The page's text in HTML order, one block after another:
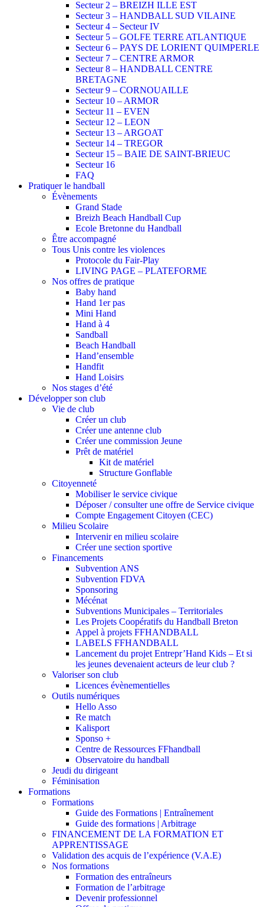
Secteur 2 – BREIZH ILLE EST
Secteur 3 – HANDBALL SUD VILAINE
Secteur 4 – Secteur IV
Secteur 5 – GOLFE TERRE ATLANTIQUE
Secteur 6 – PAYS DE LORIENT QUIMPERLE
Secteur 7 – CENTRE ARMOR
Secteur 8 – HANDBALL CENTRE
BRETAGNE
Secteur 9 – CORNOUAILLE
Secteur 10 – ARMOR
Secteur 11 – EVEN
Secteur 12 – LEON
Secteur 13 – ARGOAT
Secteur 14 – TREGOR
Secteur 15 – BAIE DE SAINT-BRIEUC
Secteur 16
FAQ
Pratiquer le handball
Évènements
Grand Stade
Breizh Beach Handball Cup
Ecole Bretonne du Handball
Être accompagné
Tous Unis contre les violences
Protocole du Fair-Play
LIVING PAGE – PLATEFORME
Nos offres de pratique
Baby hand
Hand 1er pas
Mini Hand
Hand à 4
Sandball
Beach Handball
Hand’ensemble
Handfit
Hand Loisirs
Nos stages d’été
Développer son club
Vie de club
Créer un club
Créer une antenne club
Créer une commission Jeune
Prêt de matériel
Kit de matériel
Structure Gonflable
Citoyenneté
Mobiliser le service civique
Déposer / consulter une offre de Service civique
Compte Engagement Citoyen (CEC)
Milieu Scolaire
Intervenir en milieu scolaire
Créer une section sportive
Financements
Subvention ANS
Subvention FDVA
Sponsoring
Mécénat
Subventions Municipales – Territoriales
Les Projets Coopératifs du Handball Breton
Appel à projets FFHANDBALL
LABELS FFHANDBALL
Lancement du projet Entrepr’Hand Kids – Et si
les jeunes devenaient acteurs de leur club ?
Valoriser son club
Licences évènementielles
Outils numériques
Hello Asso
Re match
Kalisport
Sponso +
Centre de Ressources FFhandball
Observatoire du handball
Jeudi du dirigeant
Féminisation
Formations
Formations
Guide des Formations | Entraînement
Guide des formations | Arbitrage
FINANCEMENT DE LA FORMATION ET
APPRENTISSAGE
Validation des acquis de l’expérience (V.A.E)
Nos formations
Formation des entraîneurs
Formation de l’arbitrage
Devenir professionnel